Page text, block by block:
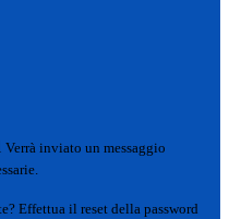
Verrà inviato un messaggio
Effettua il reset della password